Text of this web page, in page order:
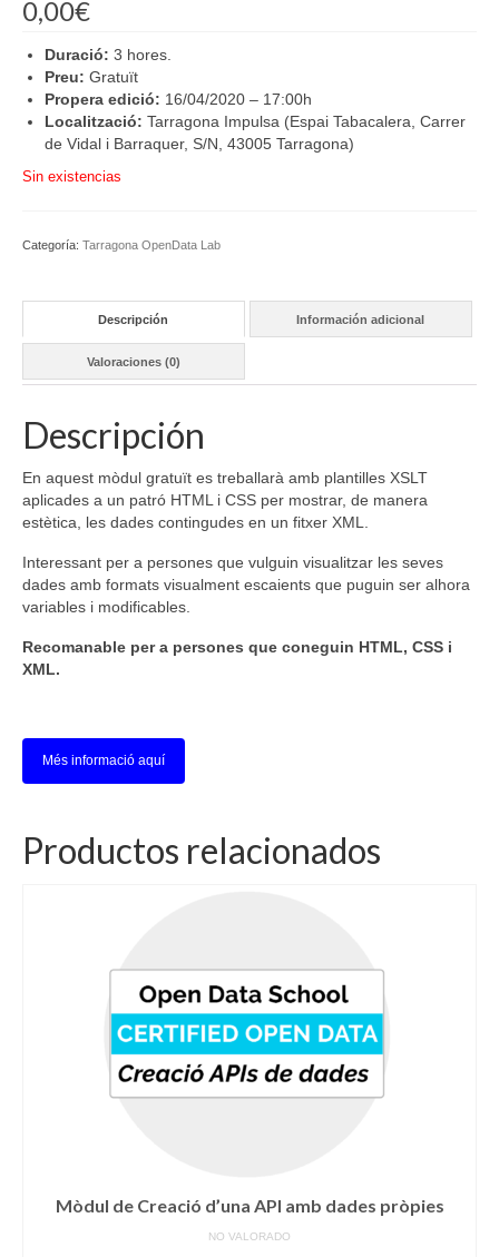
0,00€
Duració: 3 hores.
Preu: Gratuït
Propera edició: 16/04/2020 – 17:00h
Localització: Tarragona Impulsa (Espai Tabacalera, Carrer
de Vidal i Barraquer, S/N, 43005 Tarragona)
Sin existencias
Categoría: Tarragona OpenData Lab
Descripción Información adicional
Valoraciones (0)
Descripción
En aquest mòdul gratuït es treballarà amb plantilles XSLT
aplicades a un patró HTML i CSS per mostrar, de manera
estètica, les dades contingudes en un fitxer XML.
Interessant per a persones que vulguin visualitzar les seves
dades amb formats visualment escaients que puguin ser alhora
variables i modificables.
Recomanable per a persones que coneguin HTML, CSS i
XML.
Més informació aquí
Productos relacionados
Mòdul de Creació d’una API amb dades pròpies
NO VALORADO